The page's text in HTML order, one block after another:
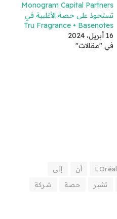
Monogram Capital Partners
تستحوذ على حصة الأغلبية في
Tru Fragrance • Basenotes
16 أبريل، 2024
في "مقالات"
LOréal أن
إلى
تشير حصة
شركة